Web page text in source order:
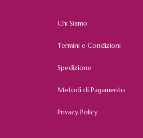
Chi Siamo
Termini e Condizioni
Spedizione
Metodi di Pagamento
Privacy Policy